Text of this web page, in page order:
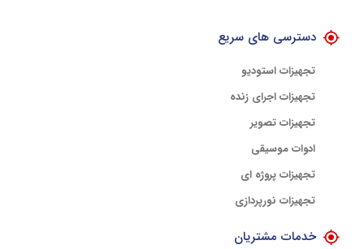
دسترسی های سریع
تجهیزات استودیو
تجهیزات اجرای زنده
تجهیزات تصویر
ادوات موسیقی
تجهیزات پروژه ای
تجهیزات نورپردازی
خدمات مشتریان